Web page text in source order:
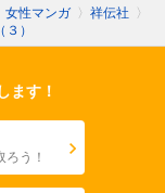
女性マンガ 〉 祥伝社 〉
）
ます！
う！